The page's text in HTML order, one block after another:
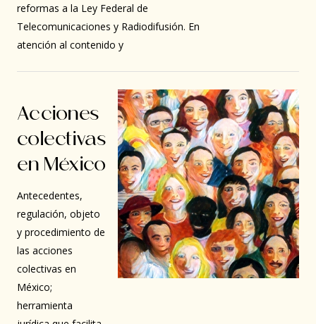
reformas a la Ley Federal de
Telecomunicaciones y Radiodifusión. En
atención al contenido y
Acciones
colectivas
en México
Antecedentes,
regulación, objeto
y procedimiento de
las acciones
colectivas en
México;
herramienta